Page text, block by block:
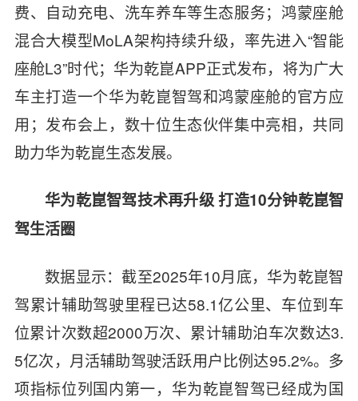
费、自动充电、洗车养车等生态服务；鸿蒙座舱
混合大模型MoLA架构持续升级，率先进入“智能
座舱L3”时代；华为乾崑APP正式发布，将为广大
车主打造一个华为乾崑智驾和鸿蒙座舱的官方应
用；发布会上，数十位生态伙伴集中亮相，共同
助力华为乾崑生态发展。
华为乾崑智驾技术再升级 打造10分钟乾崑智
驾生活圈
数据显示：截至2025年10月底，华为乾崑智
驾累计辅助驾驶里程已达58.1亿公里、车位到车
位累计次数超2000万次、累计辅助泊车次数达3.
5亿次，月活辅助驾驶活跃用户比例达95.2%。多
项指标位列国内第一，华为乾崑智驾已经成为国